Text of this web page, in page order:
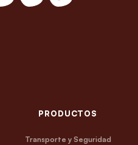
PRODUCTOS
Transporte y Seguridad